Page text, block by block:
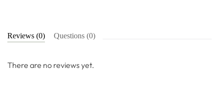
Reviews (0) Questions (0)
There are no reviews yet.